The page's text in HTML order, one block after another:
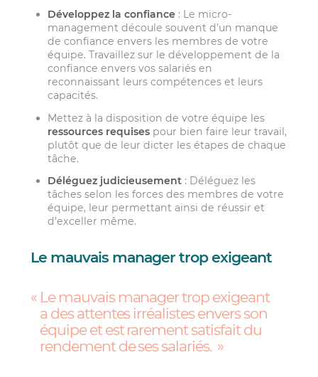
Développez la confiance : Le micro-
management découle souvent d’un manque
de confiance envers les membres de votre
équipe. Travaillez sur le développement de la
confiance envers vos salariés en
reconnaissant leurs compétences et leurs
capacités.
Mettez à la disposition de votre équipe les
ressources requises pour bien faire leur travail,
plutôt que de leur dicter les étapes de chaque
tâche.
Déléguez judicieusement : Déléguez les
tâches selon les forces des membres de votre
équipe, leur permettant ainsi de réussir et
d’exceller même.
Le mauvais manager trop exigeant
Le mauvais manager trop exigeant
a des attentes irréalistes envers son
équipe et est rarement satisfait du
rendement de ses salariés.